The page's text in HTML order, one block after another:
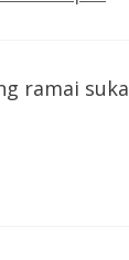
ramai suka